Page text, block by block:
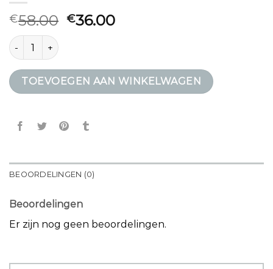
€58.00 €36.00
kleuterrugzak aantal
TOEVOEGEN AAN WINKELWAGEN
BEOORDELINGEN (0)
Beoordelingen
Er zijn nog geen beoordelingen.